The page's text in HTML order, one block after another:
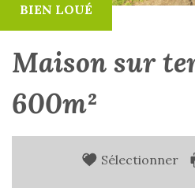
BIEN LOUÉ
maison sur terrain
600m²
Sélectionner